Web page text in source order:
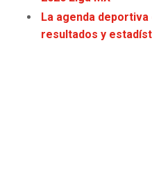
COMMANDERS
KINGSLa agenda
resultados y